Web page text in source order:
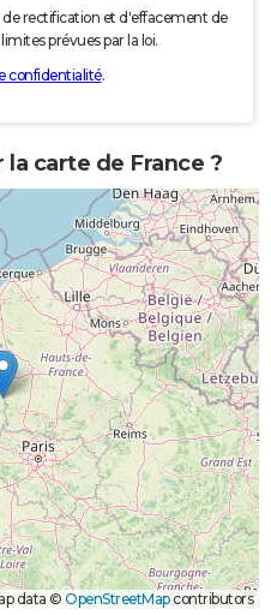
rectification et d'effacement de
prévues par la loi.
confidentialité.
carte de France ?
data ©OpenStreetMapcontributors